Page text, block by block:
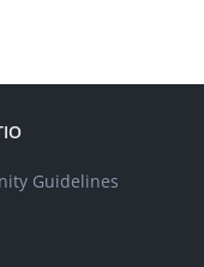
Guidelines